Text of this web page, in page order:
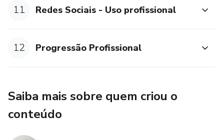
11 Redes Sociais - Uso profissional
12 Progressão Profissional
Saiba mais sobre quem criou o
conteúdo